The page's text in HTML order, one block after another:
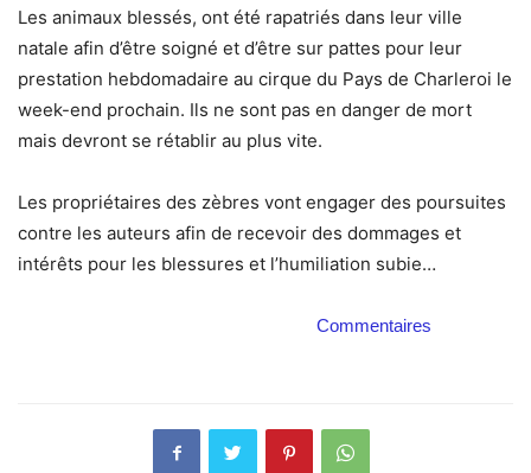
Les animaux blessés, ont été rapatriés dans leur ville
natale afin d’être soigné et d’être sur pattes pour leur
prestation hebdomadaire au cirque du Pays de Charleroi le
week-end prochain. Ils ne sont pas en danger de mort
mais devront se rétablir au plus vite.
Les propriétaires des zèbres vont engager des poursuites
contre les auteurs afin de recevoir des dommages et
intérêts pour les blessures et l’humiliation subie…
Commentaires